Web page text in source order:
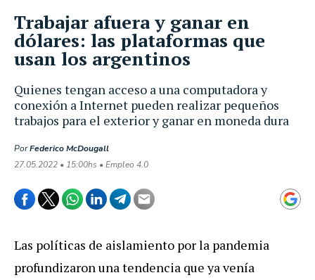
Quienes tengan acceso a una computadora y
conexión a Internet pueden realizar pequeños
trabajos para el exterior y ganar en moneda dura
PorFederico McDougall
27.05.2022 • 15:00hs • Empleo 4.0
Trabajar afuera y ganar en
dólares: las plataformas que
usan los argentinos
Las políticas de aislamiento por la pandemia
profundizaron una tendencia que ya venía